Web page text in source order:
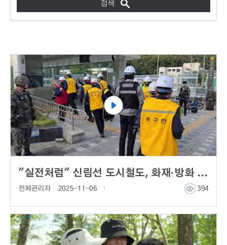
"실전처럼" 신림선 도시철도, 화재·방화 대비 재난대응 안전한국훈련 실시
전체관리자 2025-11-06 394